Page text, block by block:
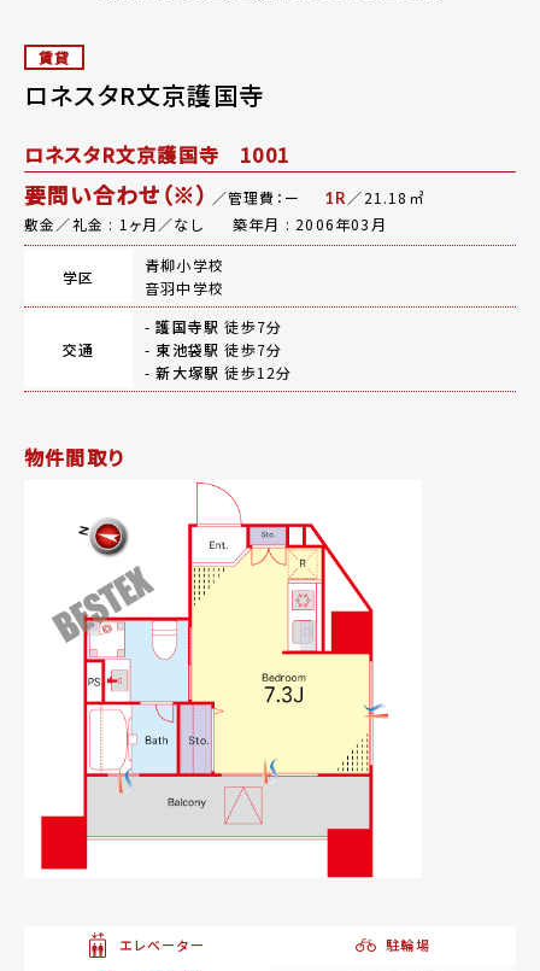
賃貸
ロネスタR文京護国寺
ロネスタR文京護国寺 1001
要問い合わせ（※） ／管理費：ー 1R／21.18㎡
敷金／礼金 : 1ヶ月／なし
築年月 : 2006年03月
学区
青柳小学校
音羽中学校
交通
-護国寺駅 徒歩7分
- 東池袋駅 徒歩7分
-新大塚駅 徒歩12分
物件間取り
エレベーター
駐輪場